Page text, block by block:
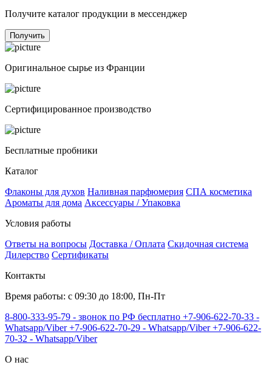
Получите каталог продукции в мессенджер
Получить
Оригинальное сырье из Франции
Сертифицированное производство
Бесплатные пробники
Каталог
Флаконы для духов Наливная парфюмерия СПА косметика
Ароматы для дома Аксессуары / Упаковка
Условия работы
Ответы на вопросы Доставка / Оплата Скидочная система
Дилерство Сертификаты
Контакты
Время работы: с 09:30 до 18:00, Пн-Пт
8-800-333-95-79 - звонок по РФ бесплатно +7-906-622-70-33 -
Whatsapp/Viber+7-906-622-70-29 - Whatsapp/Viber+7-906-622-
70-32 - Whatsapp/Viber
О нас